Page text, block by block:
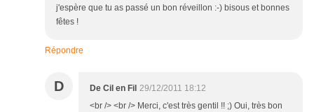
j'espère que tu as passé un bon réveillon :-) bisous et bonnes
fêtes !
Répondre
D De Cil en Fil 29/12/2011 18:12
<br /> <br /> Merci, c'est très gentil !! ;) Oui, très bon